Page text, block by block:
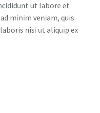
ut labore et
minim veniam, quis
nisi ut aliquip ex